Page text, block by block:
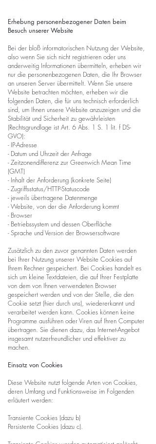
Erhebung personenbezogener Daten beim
Besuch unserer Website
Bei der bloß informatorischen Nutzung der Website,
also wenn Sie sich nicht registrieren oder uns
anderweitig Informationen übermitteln, erheben wir
nur die personenbezogenen Daten, die Ihr Browser
an unseren Server übermittelt. Wenn Sie unsere
Website betrachten möchten, erheben wir die
folgenden Daten, die für uns technisch erforderlich
sind, um Ihnen unsere Website anzuzeigen und die
Stabilität und Sicherheit zu gewährleisten
(Rechtsgrundlage ist Art. 6 Abs. 1 S. 1 lit. f DS-
GVO):
- IP-Adresse
- Datum und Uhrzeit der Anfrage
- Zeitzonendifferenz zur Greenwich Mean Time
(GMT)
- Inhalt der Anforderung (konkrete Seite)
- Zugriffsstatus/HTTP-Statuscode
- jeweils übertragene Datenmenge
- Website, von der die Anforderung kommt
- Browser
- Betriebssystem und dessen Oberfläche
- Sprache und Version der Browsersoftware
Zusätzlich zu den zuvor genannten Daten werden
bei Ihrer Nutzung unserer Website Cookies auf
Ihrem Rechner gespeichert. Bei Cookies handelt es
sich um kleine Textdateien, die auf Ihrer Festplatte
von dem von Ihnen verwendeten Browser
gespeichert werden und von der Stelle, die den
Cookie setzt (hier durch uns), wiedererkannt und
verarbeitet werden kann. Cookies können keine
Programme ausführen oder Viren auf Ihren Computer
übertragen. Sie dienen dazu, das Internet-Angebot
insgesamt nutzerfreundlicher und effektiver zu
machen.
Einsatz von Cookies
Diese Website nutzt folgende Arten von Cookies,
deren Umfang und Funktionsweise im Folgenden
erläutert werden:
Transiente Cookies (dazu b)
Persistente Cookies (dazu c).